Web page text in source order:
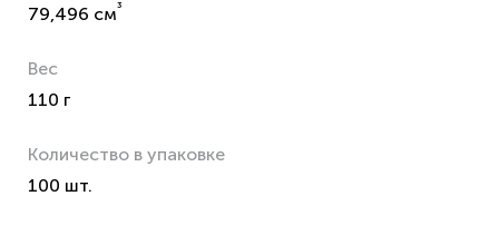
79,496 см³
Вес
110 г
Количество в упаковке
100 шт.